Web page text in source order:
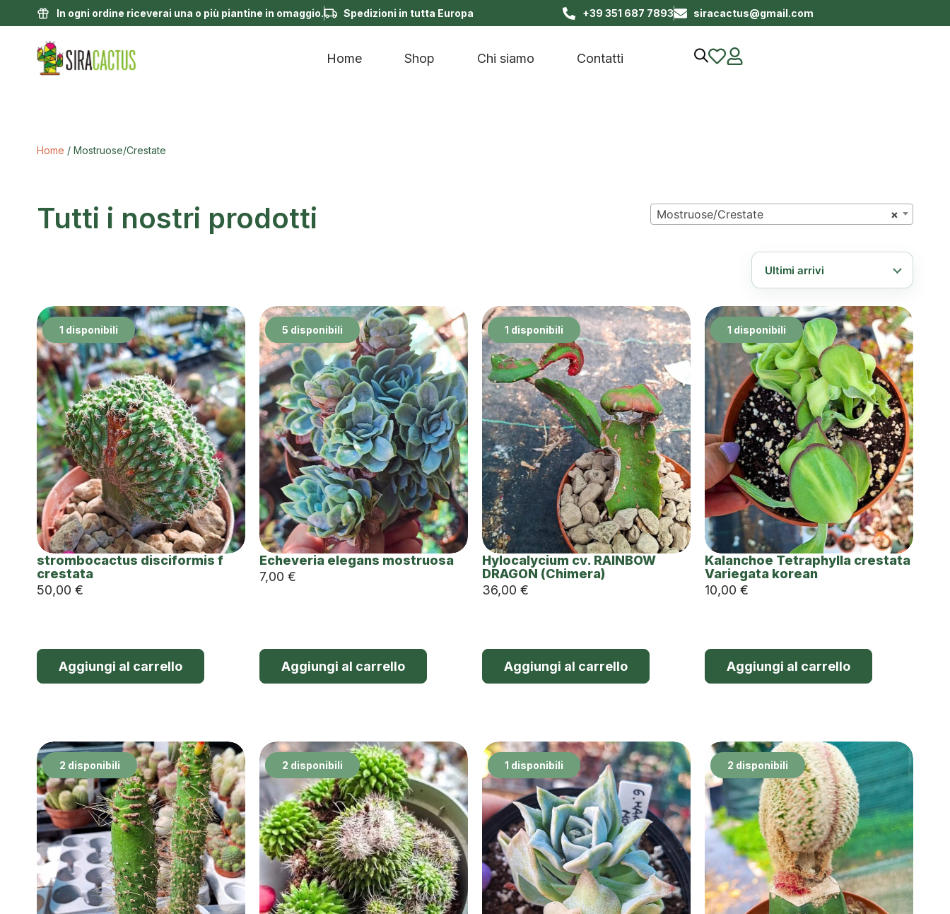
In ogni ordine riceverai una o più piantine in omaggio. Spedizioni in tutta Europa +39 351 687 7893 siracactus@gmail.com
Home Shop Chi siamo Contatti
Home / Mostruose/Crestate
Tutti i nostri prodotti ×
Mostruose/Crestate
1 disponibili
strombocactus disciformis f
crestata
50,00 €
Aggiungi al carrello
5 disponibili
Echeveria elegans mostruosa
7,00 €
Aggiungi al carrello
1 disponibili
Hylocalycium cv. RAINBOW
DRAGON (Chimera)
36,00 €
Aggiungi al carrello
1 disponibili
Kalanchoe Tetraphylla crestata
Variegata korean
10,00 €
Aggiungi al carrello
2 disponibili 2 disponibili 1 disponibili 2 disponibili